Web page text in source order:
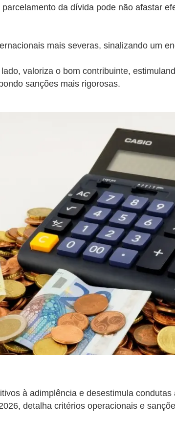
da dívida pode não afastar
mais severas, sinalizando um
valoriza o bom contribuinte,
sanções mais rigorosas.
à adimplência e desestimula
detalha critérios operacionais e